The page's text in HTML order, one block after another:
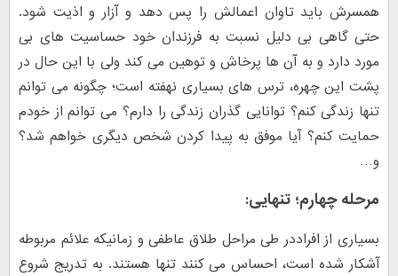
همسرش باید تاوان اعمالش را پس دهد و آزار و اذیت شود.
حتی گاهی بی دلیل نسبت به فرزندان خود حساسیت های بی
مورد دارد و به آن ها پرخاش و توهین می کند ولی با این حال در
پشت این چهره، ترس های بسیاری نهفته است؛ چگونه می توانم
تنها زندگی کنم؟ توانایی گذران زندگی را دارم؟ می توانم از خودم
حمایت کنم؟ آیا موفق به پیدا کردن شخص دیگری خواهم شد؟
و…
مرحله چهارم؛ تنهایی:
بسیاری از افراددر طی مراحل طلاق عاطفی و زمانیکه علائم مربوطه
آشکار شده است، احساس می کنند تنها هستند. به تدریج شروع